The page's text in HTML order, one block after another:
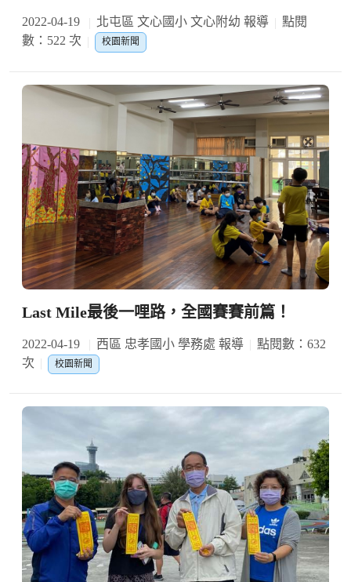
2022-04-19 北屯區 文心國小 文心附幼 報導
點閱
數：522 次
校園新聞
Last Mile最後一哩路，全國賽賽前篇！
2022-04-19 西區 忠孝國小 學務處 報導
點閱數：632
次
校園新聞